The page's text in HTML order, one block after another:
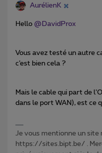
AurélienK
Hello @DavidProx
Vous avez testé un autre
c’est bien cela ?
Mais le cable qui part de
dans le port WAN), est ce
Je vous mentionne un site
https://sites.bipt.be/ .